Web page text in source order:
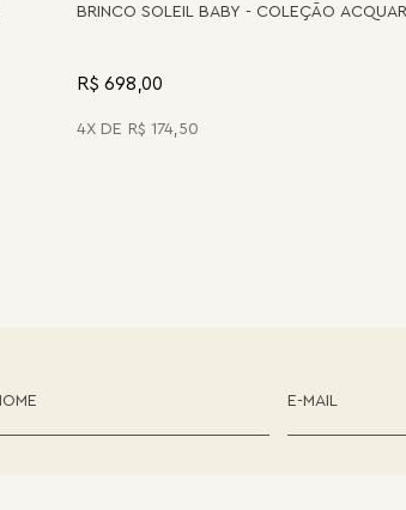
BRINCO SOLEIL BABY - COLEÇÃO
R$ 698,00
4 R$ 174,50